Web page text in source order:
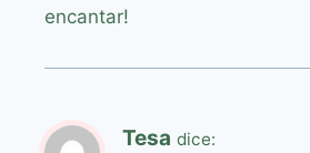
encantar!
Tesa dice: